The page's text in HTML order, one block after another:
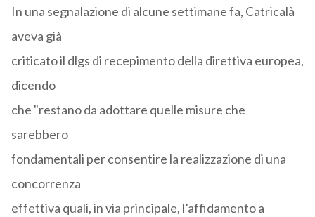
In una segnalazione di alcune settimane fa, Catricalà
aveva già
criticato il dlgs di recepimento della direttiva europea,
dicendo
che "restano da adottare quelle misure che
sarebbero
fondamentali per consentire la realizzazione di una
concorrenza
effettiva quali, in via principale, l’affidamento a